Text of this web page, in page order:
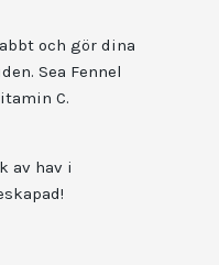
och gör dina
Sea Fennel
C.
av hav i